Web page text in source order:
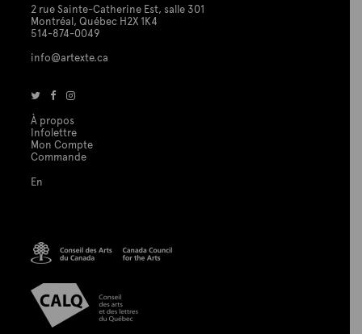
2 rue Sainte-Catherine Est, salle 301
Montréal, Québec H2X 1K4
514-874-0049
info@artexte.ca
À propos
Infolettre
Mon Compte
Commande
En